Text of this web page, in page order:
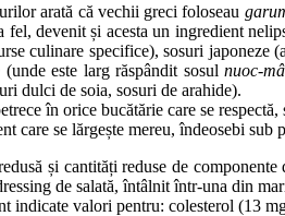
arată că vechii greci foloseau
fel, devenit și acesta un ingredient
culinare specifice), sosuri
este larg răspândit sosulnuoc-
dulci de soia, sosuri de arahide).
în orice bucătărie care se
care se lărgește mereu, îndeosebi
și cantități reduse de
de salată, întâlnit într-una din
indicate valori pentru: colesterol (13